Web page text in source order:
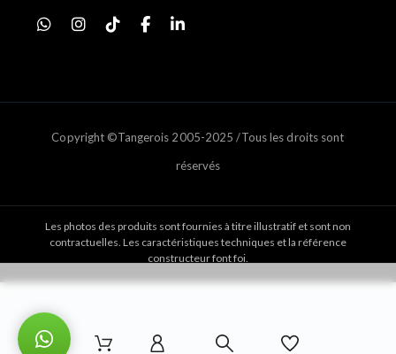
Copyright ©Tangerois 2005-2025 /Tous les droits sont
réservés
Les photos des produits sont fournies à titre illustratif et sont non
contractuelles. Les caractéristiques techniques et la référence
constructeur font foi.